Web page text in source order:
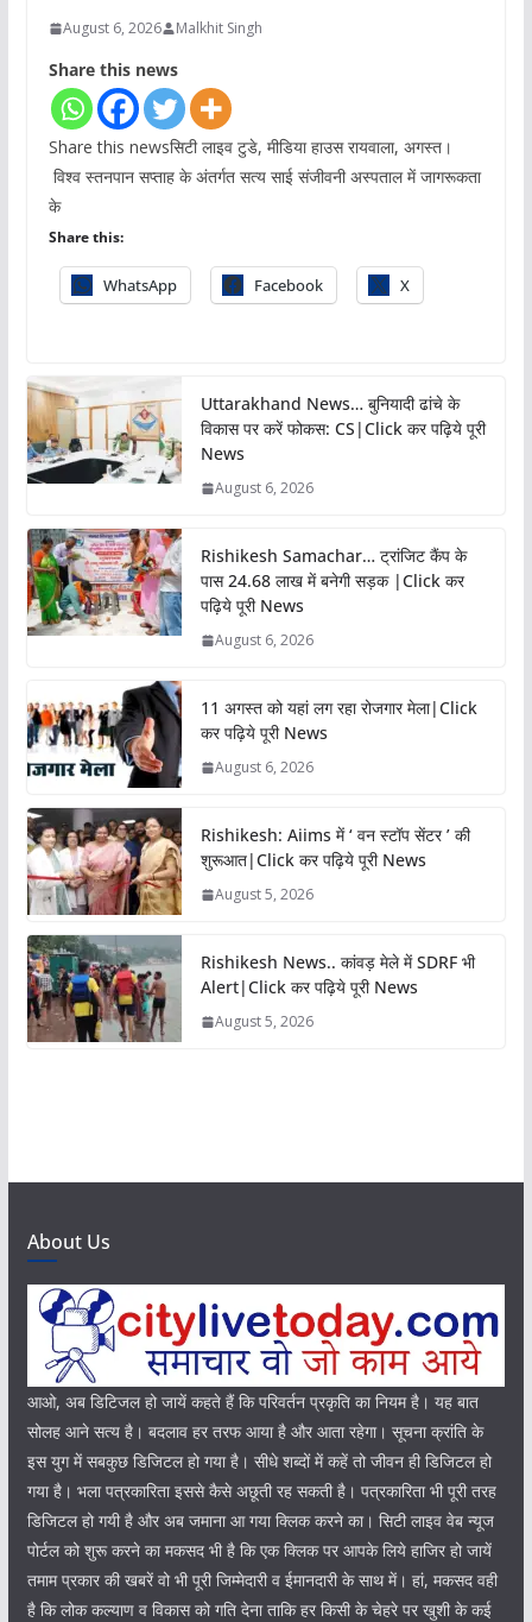
August 6, 2026 Malkhit Singh
Share this news
Share this newsसिटी लाइव टुडे, मीडिया हाउस रायवाला, अगस्त।
विश्व स्तनपान सप्ताह के अंतर्गत सत्य साई संजीवनी अस्पताल में जागरूकता
के
Share this:
WhatsApp Facebook X
Uttarakhand News… बुनियादी ढांचे के
विकास पर करें फोकस: CS|Click कर पढ़िये पूरी
News
August 6, 2026
Rishikesh Samachar… ट्रांजिट कैंप के
पास 24.68 लाख में बनेगी सड़क |Click कर
पढ़िये पूरी News
August 6, 2026
11 अगस्त को यहां लग रहा रोजगार मेला|Click
कर पढ़िये पूरी News
August 6, 2026
Rishikesh: Aiims में ‘ वन स्टॉप सेंटर ’ की
शुरूआत|Click कर पढ़िये पूरी News
August 5, 2026
Rishikesh News.. कांवड़ मेले में SDRF भी
Alert|Click कर पढ़िये पूरी News
August 5, 2026
About Us
आओ, अब डिटिजल हो जायें कहते हैं कि परिवर्तन प्रकृति का नियम है। यह बात
सोलह आने सत्य है। बदलाव हर तरफ आया है और आता रहेगा। सूचना क्रांति के
इस युग में सबकुछ डिजिटल हो गया है। सीधे शब्दों में कहें तो जीवन ही डिजिटल हो
गया है। भला पत्रकारिता इससे कैसे अछूती रह सकती है। पत्रकारिता भी पूरी तरह
डिजिटल हो गयी है और अब जमाना आ गया क्लिक करने का। सिटी लाइव वेब न्यूज
पोर्टल को शुरू करने का मकसद भी है कि एक क्लिक पर आपके लिये हाजिर हो जायें
तमाम प्रकार की खबरें वो भी पूरी जिम्मेदारी व ईमानदारी के साथ में। हां, मकसद वही
है कि लोक कल्याण व विकास को गति देना ताकि हर किसी के चेहरे पर खुशी के कई